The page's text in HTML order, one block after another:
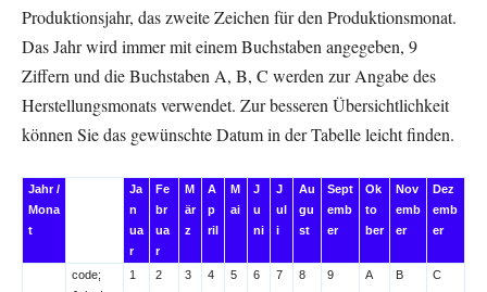
Produktionsjahr, das zweite Zeichen für den Produktionsmonat.
Das Jahr wird immer mit einem Buchstaben angegeben, 9
Ziffern und die Buchstaben A, B, C werden zur Angabe des
Herstellungsmonats verwendet. Zur besseren Übersichtlichkeit
können Sie das gewünschte Datum in der Tabelle leicht finden.
Jahr /
Mona
T
Ja
N
Ua
R
Fe
Br
Ua
R
M
Är
Z
A
P
Ril
M
Ai
J
U
Ni
J
Ul
I
Au
Gu
St
Sept
Emb
Er
Ok
To
Ber
Nov
Emb
Er
Dez
Emb
Er
code;
1 2 3 4 5 6 7 8 9 A B C